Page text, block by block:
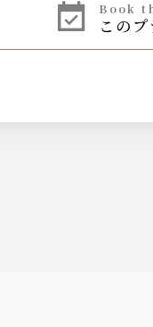
book
この